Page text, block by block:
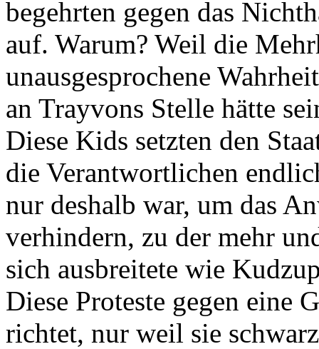
begehrten gegen das
auf. Warum? Weil die
unausgesprochene
an Trayvons Stelle hätte
Diese Kids setzten den
die Verantwortlichen
nur deshalb war, um das
verhindern, zu der mehr
sich ausbreitete wie
Diese Proteste gegen eine
richtet, nur weil sie